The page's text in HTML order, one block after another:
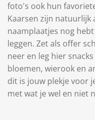
foto's ook hun
Kaarsen zijn natuurlijk
naamplaatjes nog
leggen. Zet als offer
neer en leg hier
bloemen, wierook en
dit is jouw plekje voor
met wat je wel en niet